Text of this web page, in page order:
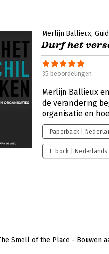
Merlijn Ballieux
Durf het
35 beoordelingen
Merlijn Ballieux
de verandering
organisatie en
Paperback |
E-book | Nederlands
Smell of the Place - Bouwen